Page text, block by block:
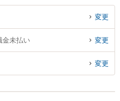
変更
金未払い 変更
変更